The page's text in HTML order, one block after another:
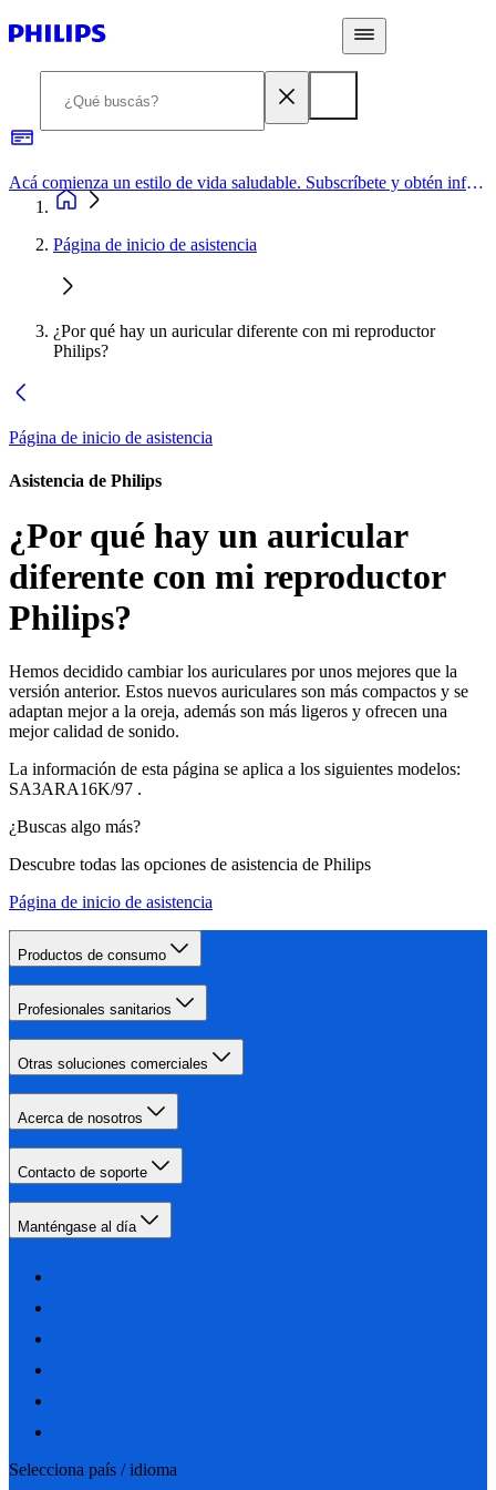
Acá comienza un estilo de vida saludable. Subscríbete y obtén información de primera mano
Página de inicio de asistencia
¿Por qué hay un auricular diferente con mi reproductor
Philips?
Página de inicio de asistencia
Asistencia de Philips
¿Por qué hay un auricular
diferente con mi reproductor
Philips?
Hemos decidido cambiar los auriculares por unos mejores que la
versión anterior. Estos nuevos auriculares son más compactos y se
adaptan mejor a la oreja, además son más ligeros y ofrecen una
mejor calidad de sonido.
La información de esta página se aplica a los siguientes modelos:
SA3ARA16K/97 .
¿Buscas algo más?
Descubre todas las opciones de asistencia de Philips
Página de inicio de asistencia
Productos de consumo
Profesionales sanitarios
Otras soluciones comerciales
Acerca de nosotros
Contacto de soporte
Manténgase al día
Selecciona país / idioma